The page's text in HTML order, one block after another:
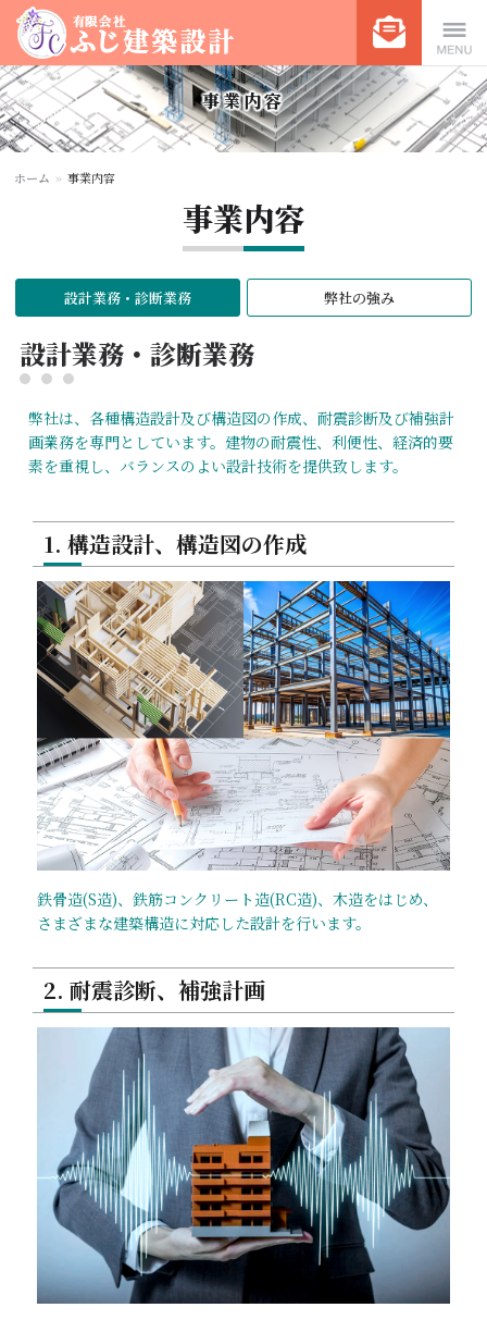
有限会社ふじ建築設計 | マン Menu
事業内容
ホーム » 事業内容
事業内容
設計業務・診断業務 弊社の強み
設計業務・診断業務
弊社は、各種構造設計及び構造図の作成、耐震診断及び補強計
画業務を専⾨としています。建物の耐震性、利便性、経済的要
素を重視し、バランスのよい設計技術を提供致します。
1. 構造設計、構造図の作成
鉄⾻造(S造)、鉄筋コンクリート造(RC造)、⽊造をはじめ、
さまざまな建築構造に対応した設計を⾏います。
2. 耐震診断、補強計画